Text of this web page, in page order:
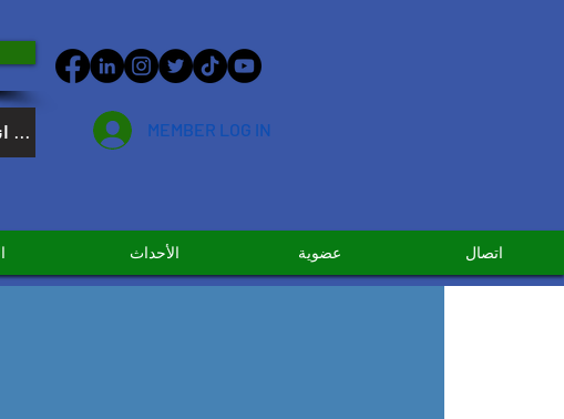
انضم إلى قائمة البريد الإلكتروني لـ HGF MEMBER LOG IN
الأحداث عضوية اتصال